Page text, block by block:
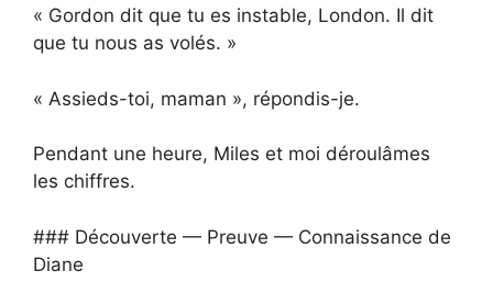
« Gordon dit que tu es instable, London. Il dit
que tu nous as volés. »
« Assieds-toi, maman », répondis-je.
Pendant une heure, Miles et moi déroulâmes
les chiffres.
### Découverte — Preuve — Connaissance de
Diane